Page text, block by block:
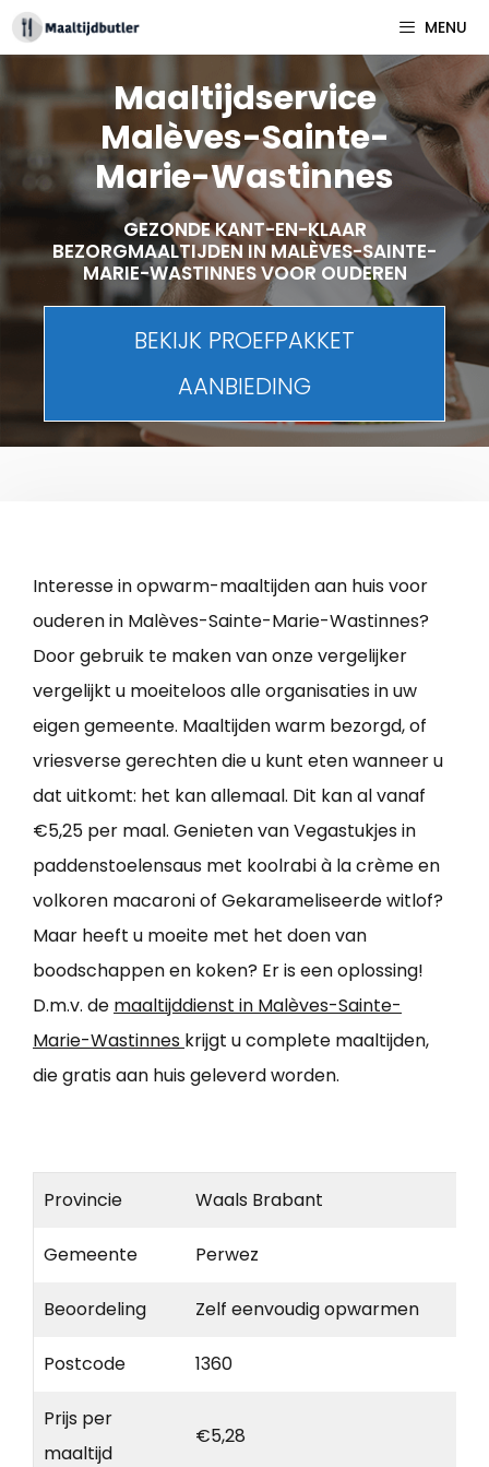
Spring
naar
MENU
Maaltijdservice
Malèves-Sainte-
Marie-Wastinnes
GEZONDE KANT-EN-KLAAR
BEZORGMAALTIJDEN IN MALÈVES-SAINTE-
MARIE-WASTINNES VOOR OUDEREN
BEKIJK PROEFPAKKET
AANBIEDING
Interesse in opwarm-maaltijden aan huis voor
ouderen in Malèves-Sainte-Marie-Wastinnes?
Door gebruik te maken van onze vergelijker
vergelijkt u moeiteloos alle organisaties in uw
eigen gemeente. Maaltijden warm bezorgd, of
vriesverse gerechten die u kunt eten wanneer u
dat uitkomt: het kan allemaal. Dit kan al vanaf
€5,25 per maal. Genieten van Vegastukjes in
paddenstoelensaus met koolrabi à la crème en
volkoren macaroni of Gekarameliseerde witlof?
Maar heeft u moeite met het doen van
boodschappen en koken? Er is een oplossing!
D.m.v. de maaltijddienst in Malèves-Sainte-
Marie-Wastinnes krijgt u complete maaltijden,
die gratis aan huis geleverd worden.
Provincie Waals Brabant
Gemeente Perwez
Beoordeling Zelf eenvoudig opwarmen
Postcode 1360
Prijs per
maaltijd
€5,28